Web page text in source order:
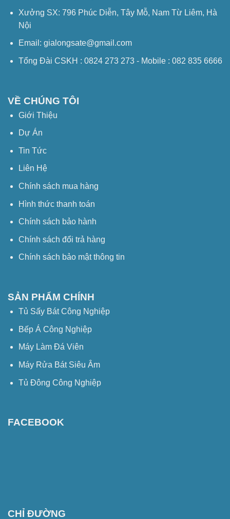
Xưởng SX: 796 Phúc Diễn, Tây Mỗ, Nam Từ Liêm, Hà
Nội
Email: gialongsate@gmail.com
Tổng Đài CSKH : 0824 273 273 - Mobile : 082 835 6666
VỀ CHÚNG TÔI
Giới Thiệu
Dự Án
Tin Tức
Liên Hệ
Chính sách mua hàng
Hình thức thanh toán
Chính sách bảo hành
Chính sách đổi trả hàng
Chính sách bảo mật thông tin
SẢN PHẨM CHÍNH
Tủ Sấy Bát Công Nghiệp
Bếp Á Công Nghiệp
Máy Làm Đá Viên
Máy Rửa Bát Siêu Âm
Tủ Đông Công Nghiệp
FACEBOOK
CHỈ ĐƯỜNG